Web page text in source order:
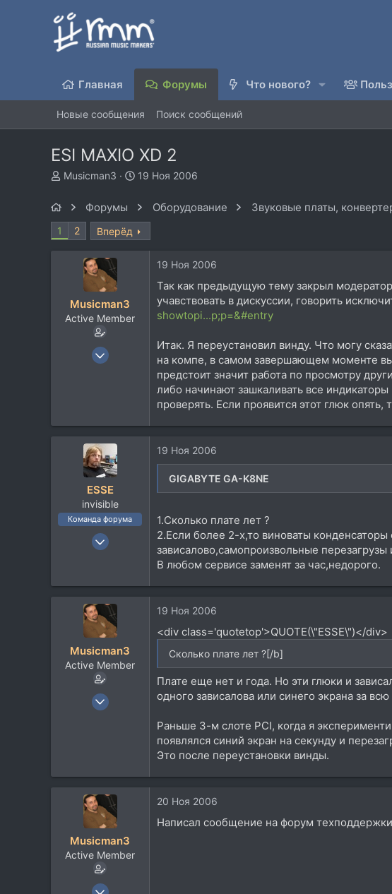
Главная Форумы Что нового?
Новые сообщения Поиск сообщений
ESI MAXIO XD 2
А
т
Musicman3
Д
т
н
а
19 Ноя 2006
Форумы Оборудование Звуковые платы,
1 2 Вперёд
Musicman3
Active Member
9 Апр 2006
45
19 Ноя 2006
Так как предыдущую тему закрыл
учавствовать в дискуссии, говорить
showtopi...p;p=&#entry
Итак. Я переустановил винду. Что могу
на компе, в самом завершающем моменте
предстоит значит работа по просмотру
либо начинают зашкаливать все
проверять. Если проявится этот глюк
ESSE
invisible
Команда форума
23 Сен 2006
Москвы
19 Ноя 2006
GIGABYTE GA-K8NE
1.Сколько плате лет ?
2.Если более 2-х,то виноваты
зависалово,самопроизвольные перезагрузы
В любом сервисе заменят за час,недорого.
Musicman3
Active Member
9 Апр 2006
Санкт-Петербург
19 Ноя 2006
<div class='quotetop'>QUOTE(\"ESSE\")</div>
Сколько плате лет ?[/b]
Плате еще нет и года. Но эти глюки и
одного зависалова или синего экрана за
Раньше 3-м слоте PCI, когда я
появлялся синий экран на секунду и
Это после переустановки винды.
Musicman3
Active Member
9 Апр 2006
20 Ноя 2006
Написал сообщение на форум